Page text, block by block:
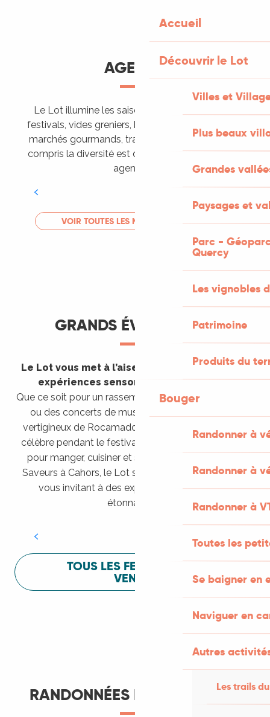
Accueil
Découvrir le Lot
Villes et
Plus beaux
Grandes
Paysages et
Parc -
Quercy
Les vignobles
Patrimoine
Produits du
Bouger
Randonner à
Randonner à
Randonner à
Toutes les
Se baigner en
Naviguer en
Autres
Les trails
AGENDA
Le Lot illumine les saisons de ses animations :
festivals, vides greniers, brocantes, fêtes votives,
marchés gourmands, trails sportifs… Vous l’aurez
compris la diversité est de mise, alors tous à vos
agendas !
LIRE LA SUITE
VOIR TOUTES LES MANIFESTATIONS
GRANDS ÉVÈNEMENTS
Le Lot vous met à l’aise en vous invitant à des
expériences sensorielles étonnantes !
Que ce soit pour un rassemblement de montgolfières
ou des concerts de musique sacrée dans le site
vertigineux de Rocamadour, pour écouter un opéra
célèbre pendant le festival de Saint-Céré ou encore
pour manger, cuisiner et s’amuser pendant Lot of
Saveurs à Cahors, le Lot sait vous mettre à l’aise en
vous invitant à des expériences sensorielles
étonnantes !
Festival Lot of Saveurs
TOUS LES FESTIVALS À
VENIR
RANDONNÉES ET ITINÉRANCE